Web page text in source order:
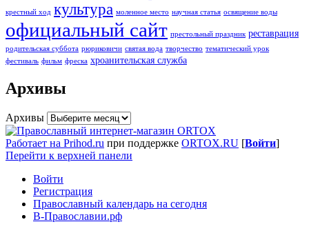
крестный ход культура моленное место научная статья освящение воды
официальный сайт престольный праздник реставрация
родительская суббота рюриковичи святая вода творчество тематический урок
фестиваль фильм фреска хроанительская служба
Архивы
Архивы
Работает на Prihod.ru при поддержке ORTOX.RU [Войти]
Перейти к верхней панели
Войти
Регистрация
Православный календарь на сегодня
В-Православии.рф